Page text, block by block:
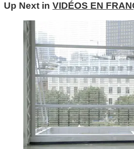
Up Next in VIDÉOS EN